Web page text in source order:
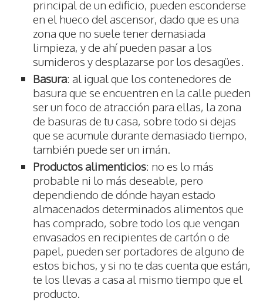
principal de un edificio, pueden esconderse
en el hueco del ascensor, dado que es una
zona que no suele tener demasiada
limpieza, y de ahí pueden pasar a los
sumideros y desplazarse por los desagües.
Basura: al igual que los contenedores de
basura que se encuentren en la calle pueden
ser un foco de atracción para ellas, la zona
de basuras de tu casa, sobre todo si dejas
que se acumule durante demasiado tiempo,
también puede ser un imán.
Productos alimenticios: no es lo más
probable ni lo más deseable, pero
dependiendo de dónde hayan estado
almacenados determinados alimentos que
has comprado, sobre todo los que vengan
envasados en recipientes de cartón o de
papel, pueden ser portadores de alguno de
estos bichos, y si no te das cuenta que están,
te los llevas a casa al mismo tiempo que el
producto.